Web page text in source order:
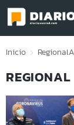
Click acá para
Inicio Regional